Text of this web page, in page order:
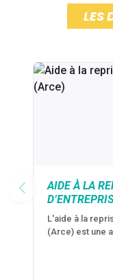
LES
AIDE À LA
L'aide à la
(Arce) est une